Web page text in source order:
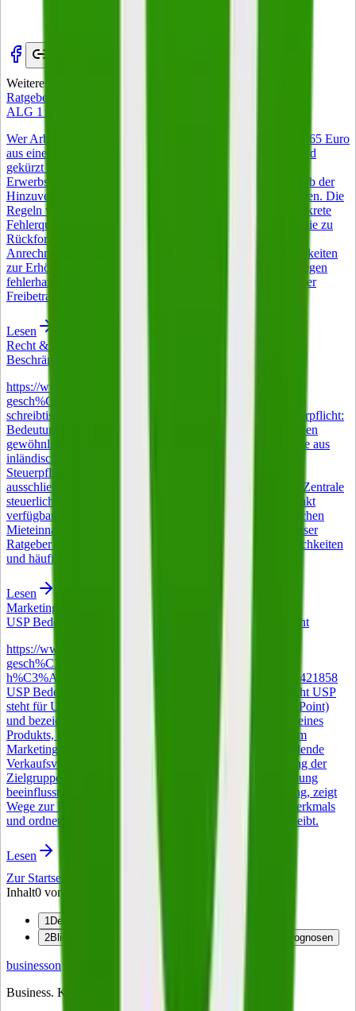
Weitere Artikel
Ratgeber
ALG 1 Zuverdienst – was 2026 gilt
Wer Arbeitslosengeld I bezieht, darf 2026 monatlich bis zu 165 Euro
aus einem Nebenjob behalten, ohne dass das Arbeitslosengeld
gekürzt wird. Voraussetzung ist, dass die wöchentliche
Erwerbstätigkeit unter 15 Stunden bleibt. Jeder Euro oberhalb der
Hinzuverdienstgrenze wird vollständig vom ALG I abgezogen. Die
Regeln wirken auf den ersten Blick einfach, haben aber konkrete
Fehlerquellen bei Anrechnung, Meldepflichten und Steuer, die zu
Rückforderungen führen können. Dieser Guide erklärt die
Anrechnungsmechanik mit Beispielrechnung, zeigt Möglichkeiten
zur Erhöhung des Freibetrags und hilft beim Widerspruch gegen
fehlerhafte Bescheide. Die Kurzversion 165 Euro monatlicher
Freibetrag auf den Nebenverdienst bei ALG-I-Bezug.
Lesen
Recht & Steuern
Beschränkte Steuerpflicht: Bedeutung und Anwendung
https://www.istockphoto.com/de/foto/nahaufnahme-eines-
gesch%C3%A4ftsmanns-der-statistiken-und-grafiken-am-
schreibtisch-gm2211543779-628526355 Beschränkte Steuerpflicht:
Bedeutung und Anwendung Wer keinen Wohnsitz und keinen
gewöhnlichen Aufenthalt in Deutschland hat, aber Einkünfte aus
inländischen Quellen bezieht, unterliegt der beschränkten
Steuerpflicht nach § 1 Absatz 4 EStG. Besteuert wird dann
ausschließlich der im Inland erzielte Teil des Einkommens. Zentrale
steuerliche Entlastungen entfallen oder sind nur eingeschränkt
verfügbar. Betroffen sind vor allem Auswanderer mit deutschen
Mieteinnahmen und Rentner mit Wohnsitz im Ausland. Dieser
Ratgeber erläutert die Rechtsgrundlagen, Gestaltungsmöglichkeiten
und häufige Praxisfehler.
Lesen
Marketing
USP Bedeutung – was ein Alleinstellungsmerkmal ausmacht
https://www.istockphoto.com/de/foto/gl%C3%BCckliche-
gesch%C3%A4ftsfrau-mittleren-alters-managerin-beim-
h%C3%A4ndesch%C3%BCtteln-bei-gm2004890520-560421858
USP Bedeutung – was ein Alleinstellungsmerkmal ausmacht USP
steht für Unique Selling Proposition (auch Unique Selling Point)
und bezeichnet im Deutschen das Alleinstellungsmerkmal eines
Produkts, einer Dienstleistung oder eines Unternehmens. Im
Marketing ist der Begriff zentral: Gemeint ist das entscheidende
Verkaufsversprechen, das ein Angebot in der Wahrnehmung der
Zielgruppe unverwechselbar macht und die Kaufentscheidung
beeinflusst. Der folgende Artikel erklärt die USP Bedeutung, zeigt
Wege zur Entwicklung eines belastbaren Alleinstellungsmerkmals
und ordnet ein, warum das Konzept auch 2026 relevant bleibt.
Lesen
Zur Startseite
Inhalt0 von
1 Der klassische Marketing-Mix: Heute noch aktuell?
2Blick in die Marketing-Zukunft: Entwicklungen und Prognosen
businesson
Business. Klartext.